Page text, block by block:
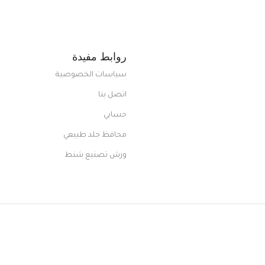
روابط مفيدة
سياسات الخصوصية
اتصل بنا
حسابي
محافظ جلد طبيعي
ورش تصنيع شنط